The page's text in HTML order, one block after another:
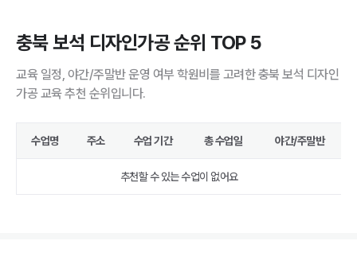
충북 보석 디자인가공 순위 TOP 5
교육 일정, 야간/주말반 운영 여부 학원비를 고려한 충북 보석 디자인
가공 교육 추천 순위입니다.
수업명 주소 수업 기간 총 수업일 야간/주말반
추천할 수 있는 수업이 없어요